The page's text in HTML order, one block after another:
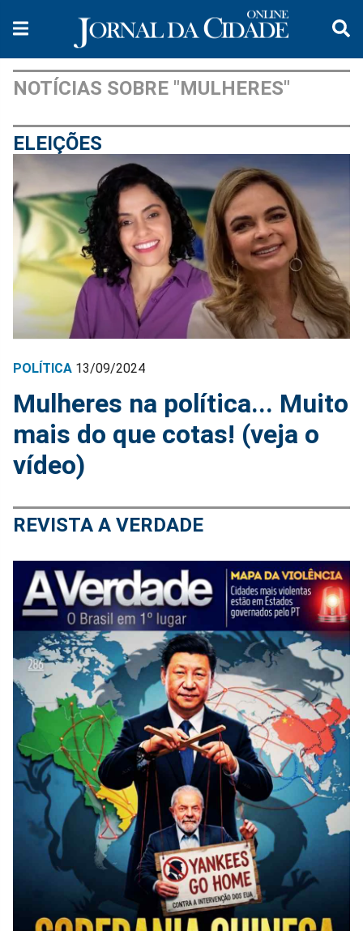
NOTÍCIAS SOBRE "MULHERES"
ELEIÇÕES
POLÍTICA 13/09/2024
Mulheres na política... Muito
mais do que cotas! (veja o
vídeo)
REVISTA A VERDADE